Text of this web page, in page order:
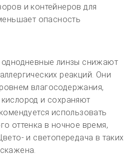
и контейнеров для
опасность
линзы снижают
реакций. Они
влагосодержания,
и сохраняют
использовать
оттенка в ночное время,
и светопередача в таких